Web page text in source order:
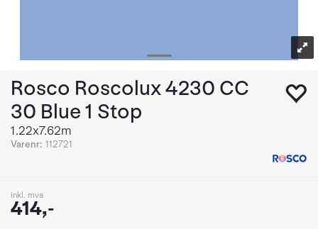
Rosco Roscolux 4230 CC
30 Blue 1 Stop
1.22x7.62m
Varenr: 112721
inkl. mva
414,-